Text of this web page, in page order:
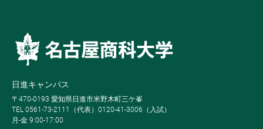
日進キャンパス
〒470-0193 愛知県日進市米野木町三ケ峯
TEL 0561-73-2111（代表）0120-41-3006（入試）
月-金 9:00-17:00